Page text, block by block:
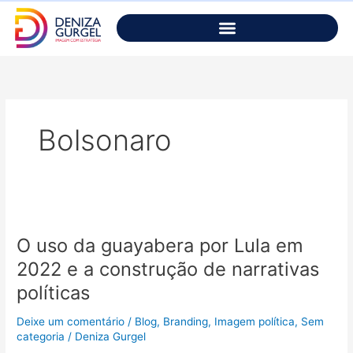
para
Bolsonaro
O uso da guayabera por Lula em
2022 e a construção de narrativas
políticas
Deixe um comentário / Blog, Branding, Imagem política, Sem
categoria / Deniza Gurgel
da
guayabera
por
Lula
2022